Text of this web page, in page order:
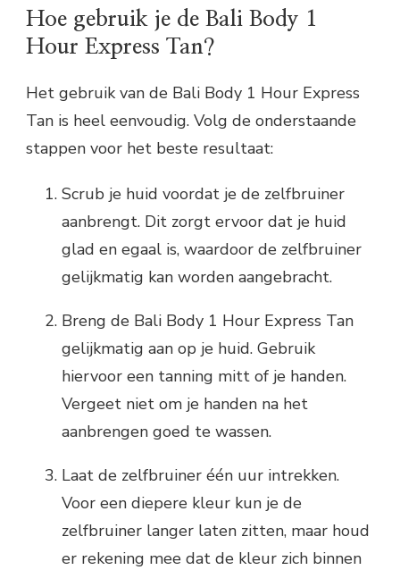
Hoe gebruik je de Bali Body 1
Hour Express Tan?
Het gebruik van de Bali Body 1 Hour Express
Tan is heel eenvoudig. Volg de onderstaande
stappen voor het beste resultaat:
Scrub je huid voordat je de zelfbruiner
aanbrengt. Dit zorgt ervoor dat je huid
glad en egaal is, waardoor de zelfbruiner
gelijkmatig kan worden aangebracht.
Breng de Bali Body 1 Hour Express Tan
gelijkmatig aan op je huid. Gebruik
hiervoor een tanning mitt of je handen.
Vergeet niet om je handen na het
aanbrengen goed te wassen.
Laat de zelfbruiner één uur intrekken.
Voor een diepere kleur kun je de
zelfbruiner langer laten zitten, maar houd
er rekening mee dat de kleur zich binnen